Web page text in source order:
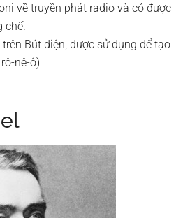
về truyền phát radio và có được
chế.
Bút điện, được sử dụng để tạo
nê-ô)